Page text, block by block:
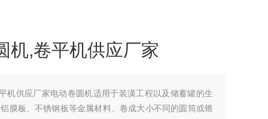
机,卷平机供应厂家
机供应厂家电动卷圆机适用于装潢工程以及储蓄罐的生
膜板、不锈钢板等金属材料、卷成大小不同的圆筒或锥